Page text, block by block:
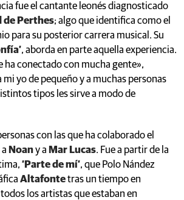
fue el cantante leonés diagnosticado
de Perthes; algo que identifica como el
para su posterior carrera musical. Su
, aborda en parte aquella experiencia.
ha conectado con mucha gente»,
mi yo de pequeño y a muchas personas
tipos les sirve a modo de
con las que ha colaborado el
Noany a Mar Lucas. Fue a partir de la
‘Parte de mí’, que Polo Nández
Altafontetras un tiempo en
los artistas que estaban en